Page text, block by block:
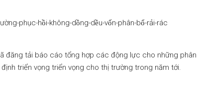
đăng tải báo cáo tổng hợp các động lực cho những phân
triển vọng triển vọng cho thị trường trong năm tới.